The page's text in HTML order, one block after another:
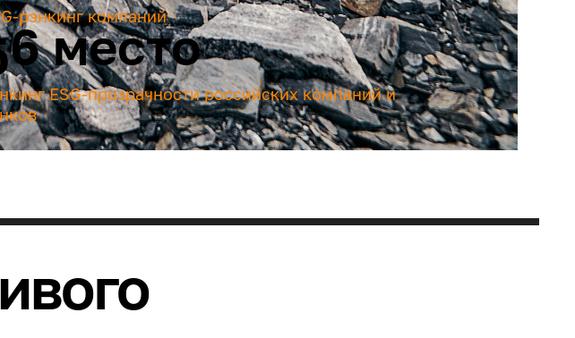
рэнкинг компаний
место
ESG-прозрачности российских компаний и